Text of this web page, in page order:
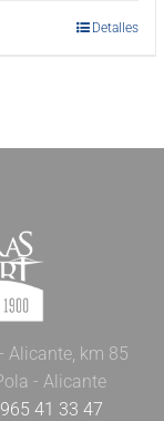
Detalles
Alicante, km 85
- Alicante
41 33 47